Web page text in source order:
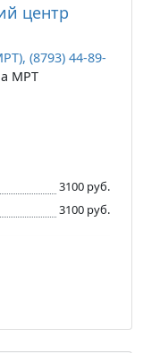
центр
(8793) 44-89-
МРТ
3100 руб.
3100 руб.